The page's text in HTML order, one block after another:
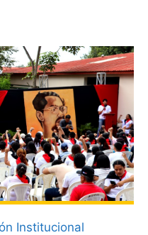
Institucional